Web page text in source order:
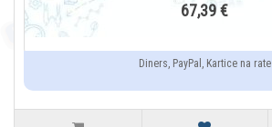
67,39 €
Diners, PayPal, Kartice na rate